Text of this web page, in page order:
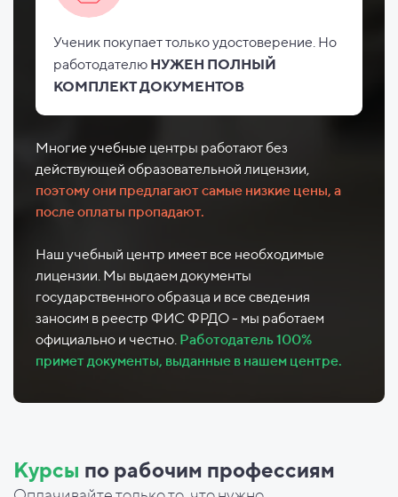
Ученик покупает только удостоверение. Но
работодателю НУЖЕН ПОЛНЫЙ
КОМПЛЕКТ ДОКУМЕНТОВ
Многие учебные центры работают без
действующей образовательной лицензии,
поэтому они предлагают самые низкие цены, а
после оплаты пропадают.
Наш учебный центр имеет все необходимые
лицензии. Мы выдаем документы
государственного образца и все сведения
заносим в реестр ФИС ФРДО - мы работаем
официально и честно. Работодатель 100%
примет документы, выданные в нашем центре.
Курсы по рабочим профессиям